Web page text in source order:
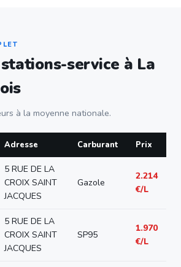
service à La
à la moyenne nationale.
Adresse Carburant Prix
5 RUE DE LA
CROIX SAINT
JACQUES
Gazole
2.214
€/L
5 RUE DE LA
CROIX SAINT
JACQUES
SP95
1.970
€/L